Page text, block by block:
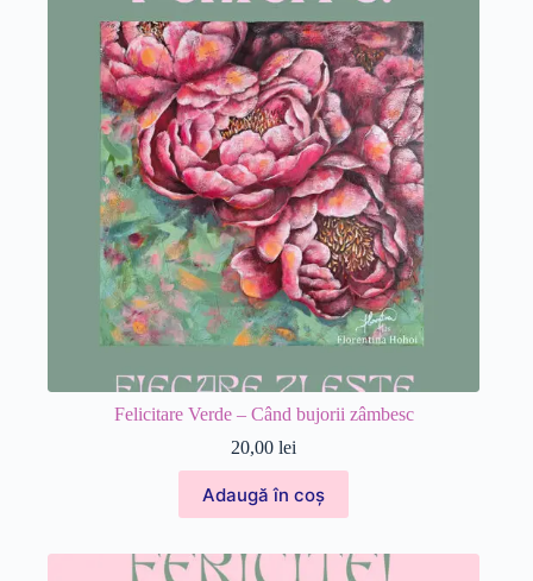
Felicitare Verde – Când bujorii zâmbesc
20,00lei
Adaugă în coș